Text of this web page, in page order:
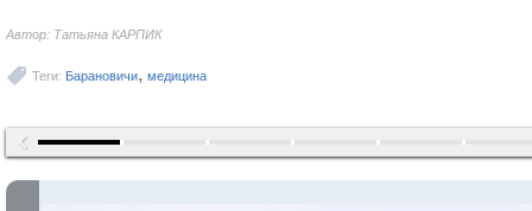
Автор: Татьяна КАРПИК
Теги: Барановичи, медицина